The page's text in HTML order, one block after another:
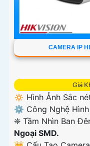
CAMERA IP
Giá
🔅 Hình Ảnh Sắc
⚙ Công Nghệ Hình
❈ Tầm Nhìn Ban
Ngoại SMD.